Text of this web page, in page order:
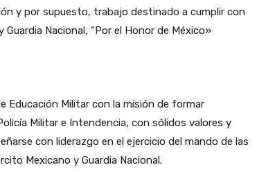
y por supuesto, trabajo destinado a cumplir con
Nacional, “Por el Honor de México»
Educación Militar con la misión de formar
Militar e Intendencia, con sólidos valores y
con liderazgo en el ejercicio del mando de las
Mexicano y Guardia Nacional.